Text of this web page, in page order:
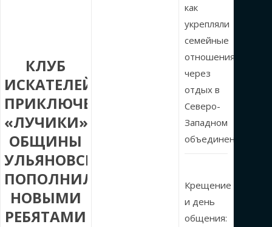
КЛУБ
ИСКАТЕЛЕЙ
ПРИКЛЮЧЕНИЙ
«ЛУЧИКИ»
ОБЩИНЫ
УЛЬЯНОВСКА
ПОПОЛНИЛСЯ
НОВЫМИ
РЕБЯТАМИ
как
укрепляли
семейные
отношения
через
отдых в
Северо-
Западном
объединении
Крещение
и день
общения: